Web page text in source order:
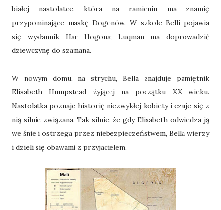
białej nastolatce, która na ramieniu ma znamię
przypominające maskę Dogonów. W szkole Belli pojawia
się wysłannik Har Hogona; Luqman ma doprowadzić
dziewczynę do szamana.
W nowym domu, na strychu, Bella znajduje pamiętnik
Elisabeth Humpstead żyjącej na początku XX wieku.
Nastolatka poznaje historię niezwykłej kobiety i czuje się z
nią silnie związana. Tak silnie, że gdy Elisabeth odwiedza ją
we śnie i ostrzega przez niebezpieczeństwem, Bella wierzy
i dzieli się obawami z przyjacielem.